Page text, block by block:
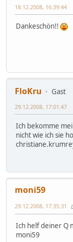
18.12.2008, 16:39:44
Dankeschön!!
FloKru
Gast
29.12.2008, 17:01:47
Ich bekomme
nicht wie ich sie
moni59
29.12.2008, 17:35:31
Ich helf deiner Q
moni59